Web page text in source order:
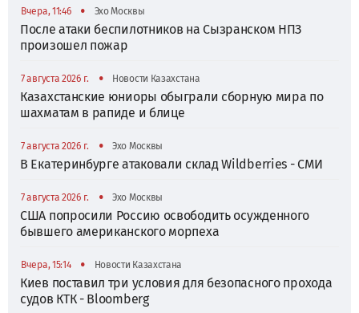
Вчера, 11:46 • Эхо Москвы
После атаки беспилотников на Сызранском НПЗ
произошел пожар
7 августа 2026 г. • Новости Казахстана
Казахстанские юниоры обыграли сборную мира по
шахматам в рапиде и блице
7 августа 2026 г. • Эхо Москвы
В Екатеринбурге атаковали склад Wildberries - СМИ
7 августа 2026 г. • Эхо Москвы
США попросили Россию освободить осужденного
бывшего американского морпеха
Вчера, 15:14 • Новости Казахстана
Киев поставил три условия для безопасного прохода
судов КТК - Bloomberg